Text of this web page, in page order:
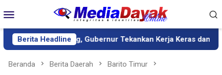
ke
kontenMobile
Berita Headline
Definitif Kalteng, Gubernur Tekankan Kerja Keras dan
Beranda Berita Daerah Barito Timur